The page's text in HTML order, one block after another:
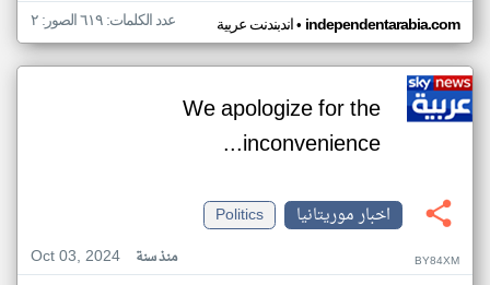
اندبندنت عربية• independentarabia.com عدد الكلمات: ٦١٩ الصور: ٢
We apologize for the
inconvenience...
اخبار موريتانيا
Politics
Oct 03, 2024
منذ سنة BY84XM